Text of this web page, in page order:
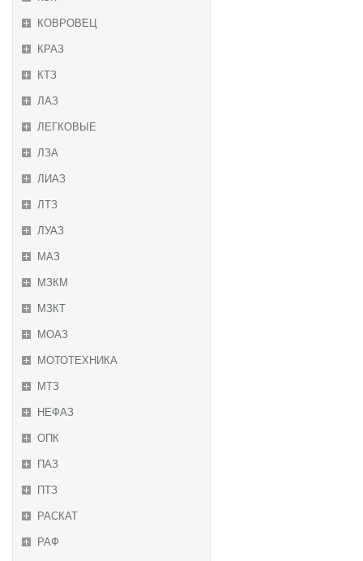
КОВРОВЕЦ
КРАЗ
КТЗ
ЛАЗ
ЛЕГКОВЫЕ
ЛЗА
ЛИАЗ
ЛТЗ
ЛУАЗ
МАЗ
МЗКМ
МЗКТ
МОАЗ
МОТОТЕХНИКА
МТЗ
НЕФАЗ
ОПК
ПАЗ
ПТЗ
РАСКАТ
РАФ